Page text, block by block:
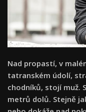
Nad propastí, v
tatranském údolí,
chodníků, stojí muž.
metrů dolů. Stejně